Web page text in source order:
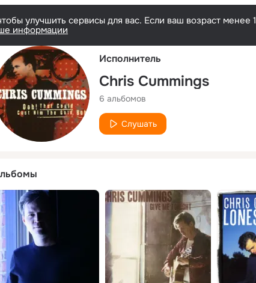
улучшить сервисы для вас. Если ваш возраст менее
информации
Исполнитель
Chris Cummings
6 альбомов
Слушать